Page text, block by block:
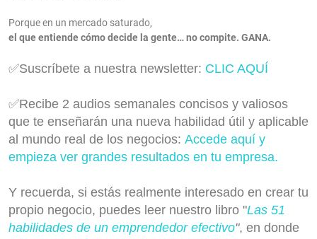
Porque en un mercado saturado,
el que entiende cómo decide la gente… no compite. GANA.
✅Suscríbete a nuestra newsletter: CLIC AQUÍ
✅Recibe 2 audios semanales concisos y valiosos
que te enseñarán una nueva habilidad útil y aplicable
al mundo real de los negocios: Accede aquí y
empieza ver grandes resultados en tu empresa.
Y recuerda, si estás realmente interesado en crear tu
propio negocio, puedes leer nuestro libro "Las 51
habilidades de un emprendedor efectivo", en donde